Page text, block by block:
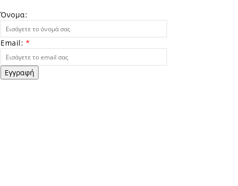
Όνομα:
Email: *
Εγγραφή